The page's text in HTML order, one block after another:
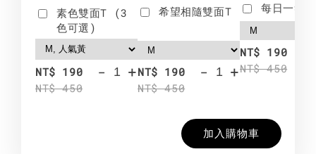
素色雙面T (3
色可選)
NT$ 190
NT$ 450
- +
希望相隨雙面T
NT$ 190
NT$ 450
- +
每日一笑
NT$ 190
NT$ 450
加入購物車